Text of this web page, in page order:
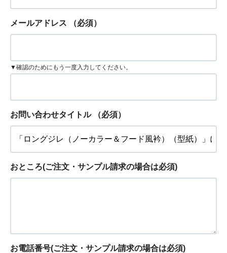
メールアドレス （必須）
▼確認のためにもう一度入力してください。
お問い合わせタイトル （必須）
おところ(ご注文・サンプル請求の場合は必須)
お電話番号(ご注文・サンプル請求の場合は必須)